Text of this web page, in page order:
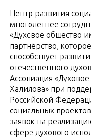
Центр развития
многолетнее
«Духовое общество
партнёрство,
способствует
отечественного
Ассоциация
Халилова» при
Российской
социальных
заявок на
сфере духового